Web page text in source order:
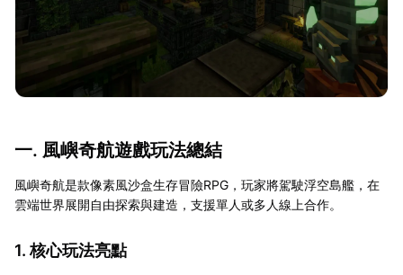
一. 風嶼奇航遊戲玩法總結
風嶼奇航是款像素風沙盒生存冒險RPG，玩家將駕駛浮空島艦，在
雲端世界展開自由探索與建造，支援單人或多人線上合作。
1. 核心玩法亮點